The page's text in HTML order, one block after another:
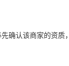
确认该商家的资